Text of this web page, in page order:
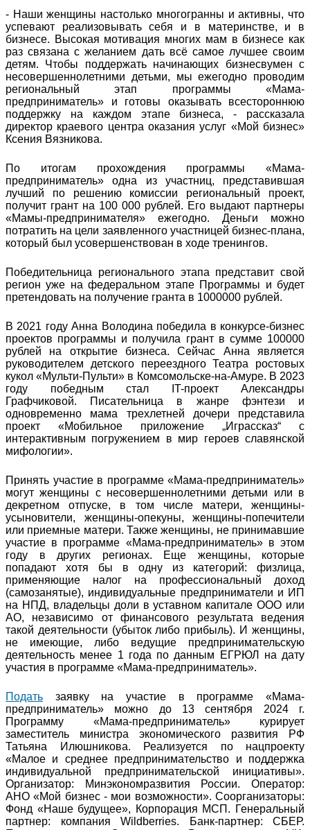
- Наши женщины настолько многогранны и активны, что
успевают реализовывать себя и в материнстве, и в
бизнесе. Высокая мотивация многих мам в бизнесе как
раз связана с желанием дать всё самое лучшее своим
детям. Чтобы поддержать начинающих бизнесвумен с
несовершеннолетними детьми, мы ежегодно проводим
региональный этап программы «Мама-
предприниматель» и готовы оказывать всестороннюю
поддержку на каждом этапе бизнеса, - рассказала
директор краевого центра оказания услуг «Мой бизнес»
Ксения Вязникова.
По итогам прохождения программы «Мама-
предприниматель» одна из участниц, представившая
лучший по решению комиссии региональный проект,
получит грант на 100 000 рублей. Его выдают партнеры
«Мамы-предпринимателя» ежегодно. Деньги можно
потратить на цели заявленного участницей бизнес-плана,
который был усовершенствован в ходе тренингов.
Победительница регионального этапа представит свой
регион уже на федеральном этапе Программы и будет
претендовать на получение гранта в 1000000 рублей.
В 2021 году Анна Володина победила в конкурсе-бизнес
проектов программы и получила грант в сумме 100000
рублей на открытие бизнеса. Сейчас Анна является
руководителем детского переездного Театра ростовых
кукол «Мульти-Пульти» в Комсомольске-на-Амуре. В 2023
году победным стал IT-проект Александры
Графчиковой. Писательница в жанре фэнтези и
одновременно мама трехлетней дочери представила
проект «Мобильное приложение „Играссказ“ с
интерактивным погружением в мир героев славянской
мифологии».
Принять участие в программе «Мама-предприниматель»
могут женщины с несовершеннолетними детьми или в
декретном отпуске, в том числе матери, женщины-
усыновители, женщины-опекуны, женщины-попечители
или приемные матери. Также женщины, не принимавшие
участие в программе «Мама-предприниматель» в этом
году в других регионах. Еще женщины, которые
попадают хотя бы в одну из категорий: физлица,
применяющие налог на профессиональный доход
(самозанятые), индивидуальные предприниматели и ИП
на НПД, владельцы доли в уставном капитале ООО или
АО, независимо от финансового результата ведения
такой деятельности (убыток либо прибыль). И женщины,
не имеющие, либо ведущие предпринимательскую
деятельность менее 1 года по данным ЕГРЮЛ на дату
участия в программе «Мама-предприниматель».
Подать заявку на участие в программе «Мама-
предприниматель» можно до 13 сентября 2024 г.
Программу «Мама-предприниматель» курирует
заместитель министра экономического развития РФ
Татьяна Илюшникова. Реализуется по нацпроекту
«Малое и среднее предпринимательство и поддержка
индивидуальной предпринимательской инициативы».
Организатор: Минэкономразвития России. Оператор:
АНО «Мой бизнес - мои возможности». Соорганизаторы:
Фонд «Наше будущее», Корпорация МСП. Генеральный
партнер: компания Wildberries. Банк-партнер: СБЕР.